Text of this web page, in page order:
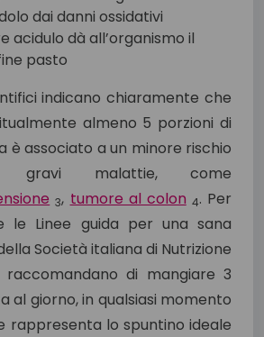
dai danni ossidativi
acidulo dà all’organismo il
pasto
indicano chiaramente che
almeno 5 porzioni di
è associato a un minore rischio
malattie, come
3, tumore al colon 4. Per
le Linee guida per una sana
Società italiana di Nutrizione
raccomandano di mangiare 3
al giorno, in qualsiasi momento
rappresenta lo spuntino ideale